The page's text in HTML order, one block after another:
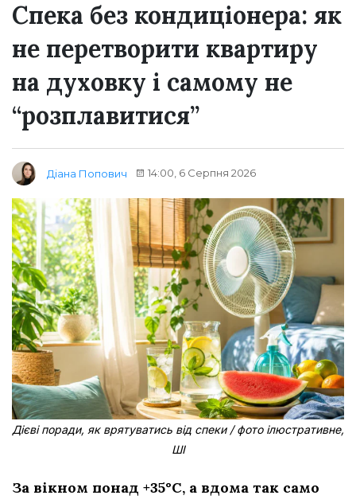
Спека без кондиціонера: як
не перетворити квартиру
на духовку і самому не
“розплавитися”
Діана Попович 14:00, 6 Серпня 2026
Дієві поради, як врятуватись від спеки / фото ілюстративне,
ШІ
За вікном понад +35°C, а вдома так само